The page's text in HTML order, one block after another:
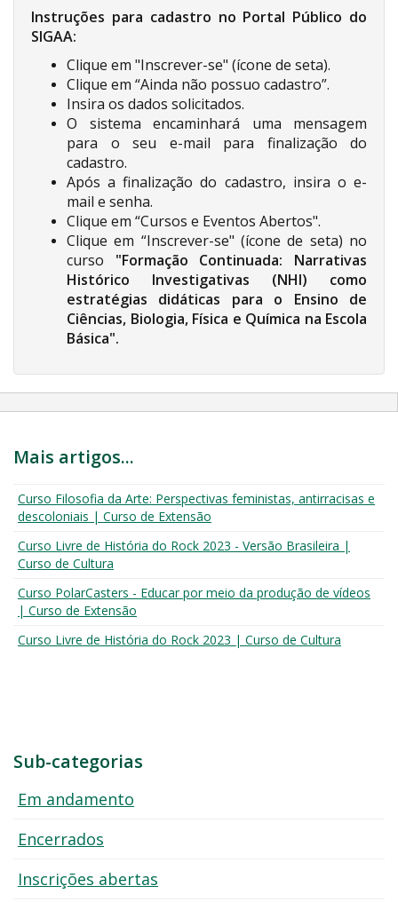
Instruções para cadastro no Portal Público do
SIGAA:
Clique em "Inscrever-se" (ícone de seta).
Clique em “Ainda não possuo cadastro”.
Insira os dados solicitados.
O sistema encaminhará uma mensagem
para o seu e-mail para finalização do
cadastro.
Após a finalização do cadastro, insira o e-
mail e senha.
Clique em “Cursos e Eventos Abertos".
Clique em “Inscrever-se" (ícone de seta) no
curso "Formação Continuada: Narrativas
Histórico Investigativas (NHI) como
estratégias didáticas para o Ensino de
Ciências, Biologia, Física e Química na Escola
Básica".
Mais artigos...
Curso Filosofia da Arte: Perspectivas feministas, antirracisas e
descoloniais | Curso de Extensão
Curso Livre de História do Rock 2023 - Versão Brasileira |
Curso de Cultura
Curso PolarCasters - Educar por meio da produção de vídeos
| Curso de Extensão
Curso Livre de História do Rock 2023 | Curso de Cultura
Sub-categorias
Em andamento
Encerrados
Inscrições abertas